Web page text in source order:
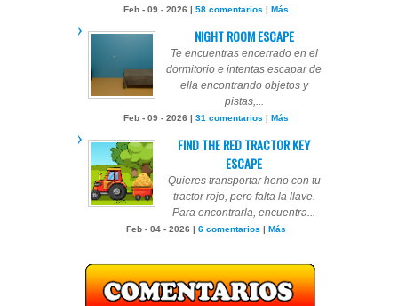
Feb - 09 - 2026 | 58 comentarios | Más
NIGHT ROOM ESCAPE
Te encuentras encerrado en el
dormitorio e intentas escapar de
ella encontrando objetos y
pistas,...
Feb - 09 - 2026 | 31 comentarios | Más
FIND THE RED TRACTOR KEY
ESCAPE
Quieres transportar heno con tu
tractor rojo, pero falta la llave.
Para encontrarla, encuentra...
Feb - 04 - 2026 | 6 comentarios | Más